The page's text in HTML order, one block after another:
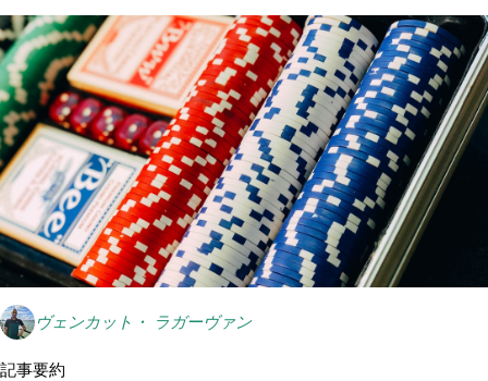
ヴェンカット・ ラガーヴァン
記事要約